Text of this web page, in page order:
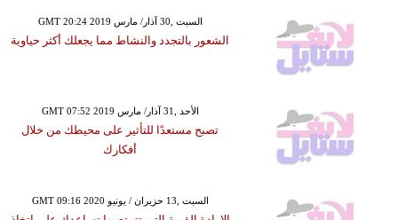
GMT 20:24 2019 السبت ,30 آذار/ مارس
الشعور بالتجدد والنشاط مما يجعلك أكثر حياوية
GMT 07:52 2019 الأحد ,31 آذار/ مارس
تصبح مستعدًا للتأثير على محيطك من خلال
أفكارك
GMT 09:16 2020 السبت ,13 حزيران / يونيو